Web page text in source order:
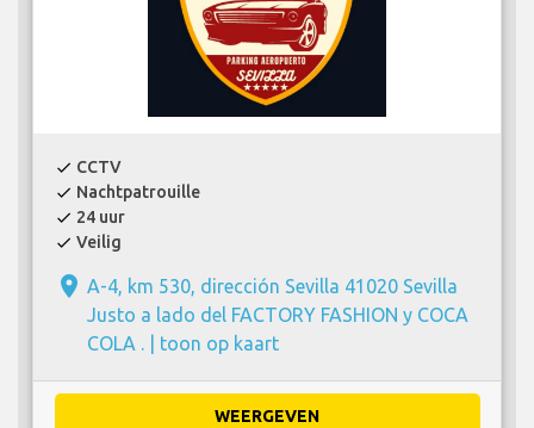
check CCTV
check Nachtpatrouille
check 24 uur
check Veilig
place A-4, km 530, dirección Sevilla 41020 Sevilla
Justo a lado del FACTORY FASHION y COCA
COLA . | toon op kaart
WEERGEVEN